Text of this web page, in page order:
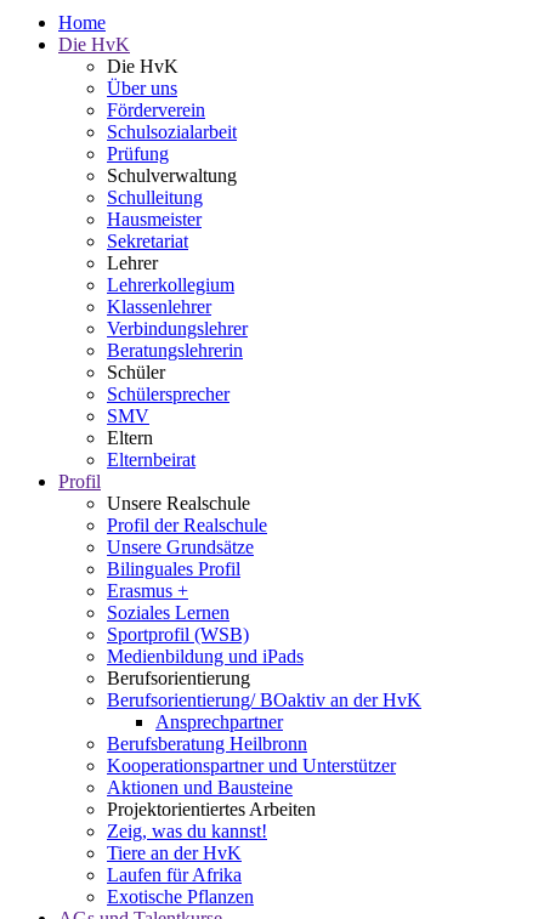
Home
Die HvK
Die HvK
Über uns
Förderverein
Schulsozialarbeit
Prüfung
Schulverwaltung
Schulleitung
Hausmeister
Sekretariat
Lehrer
Lehrerkollegium
Klassenlehrer
Verbindungslehrer
Beratungslehrerin
Schüler
Schülersprecher
SMV
Eltern
Elternbeirat
Profil
Unsere Realschule
Profil der Realschule
Unsere Grundsätze
Bilinguales Profil
Erasmus +
Soziales Lernen
Sportprofil (WSB)
Medienbildung und iPads
Berufsorientierung
Berufsorientierung/ BOaktiv an der HvK
Ansprechpartner
Berufsberatung Heilbronn
Kooperationspartner und Unterstützer
Aktionen und Bausteine
Projektorientiertes Arbeiten
Zeig, was du kannst!
Tiere an der HvK
Laufen für Afrika
Exotische Pflanzen